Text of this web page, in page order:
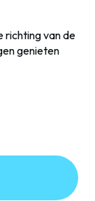
richting van de
genieten